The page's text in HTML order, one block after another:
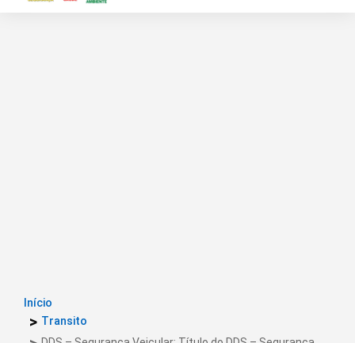
Início
Transito